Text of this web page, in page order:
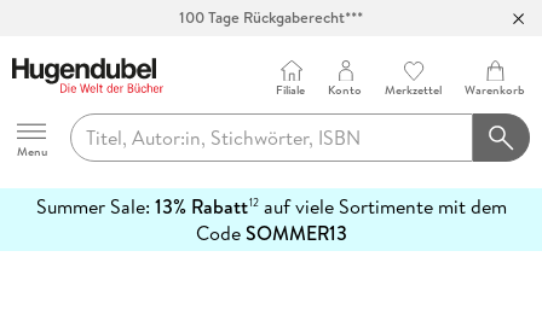
100 Tage Rückgaberecht***
Hugendubel
Menu
Filiale Konto Merkzettel Warenkorb
Summer Sale: 13% Rabatt12auf viele Sortimente mit dem
CodeSOMMER13
erfahren